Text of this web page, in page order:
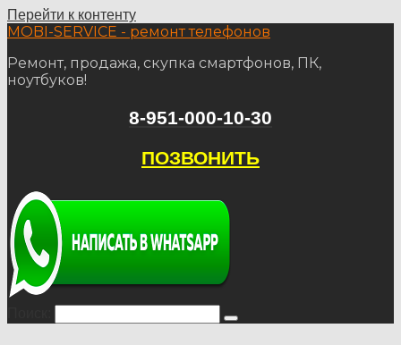
Перейти к контенту
MOBI-SERVIСE - ремонт телефонов
Ремонт, продажа, скупка смартфонов, ПК,
ноутбуков!
8-951-000-10-30
ПОЗВОНИТЬ